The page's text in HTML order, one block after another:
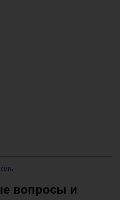
вопросы и